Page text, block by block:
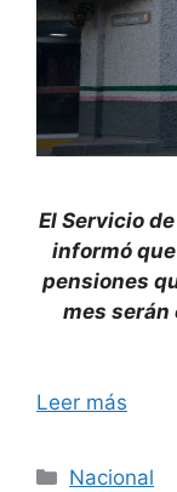
El Servicio
informó
pensiones
mes serán
Leer más
Categorías
Nacional